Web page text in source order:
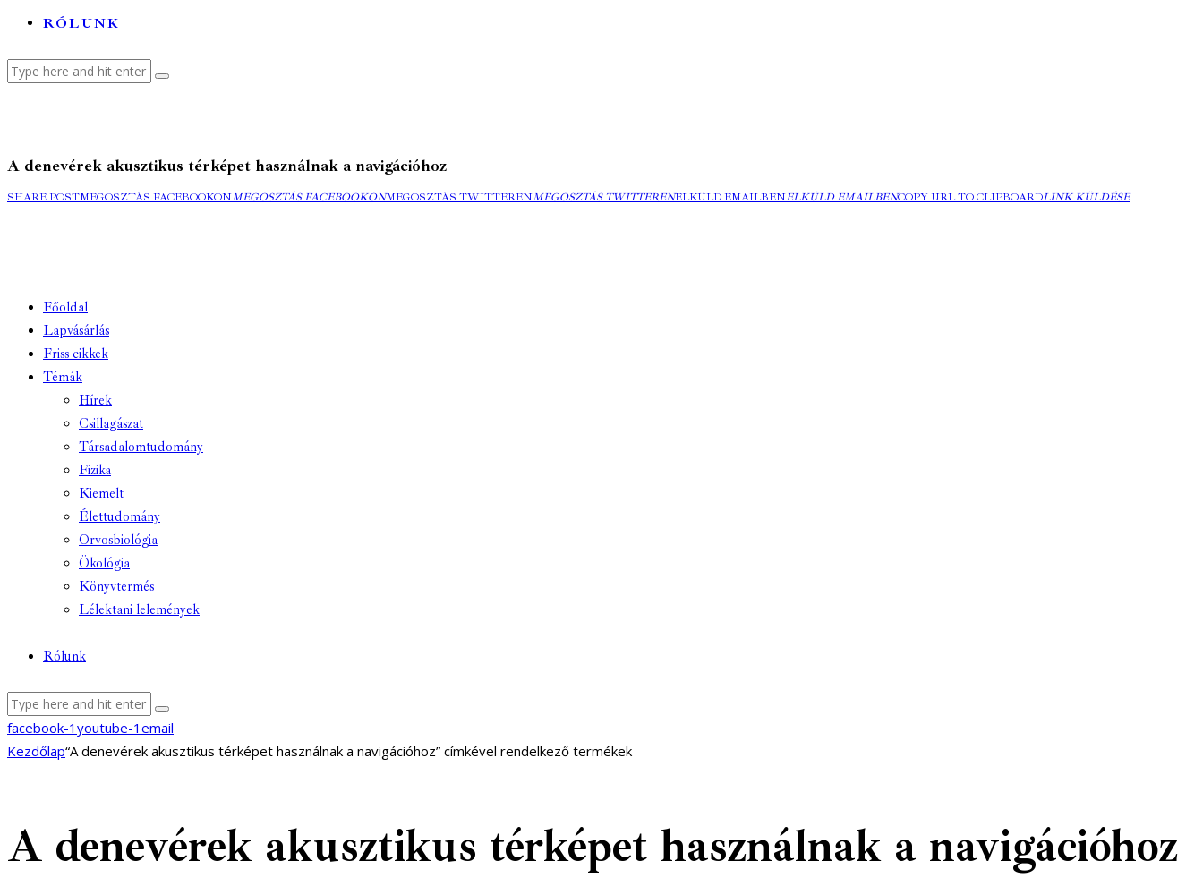
RÓLUNK
A denevérek akusztikus térképet használnak a navigációhoz
SHARE POSTMEGOSZTÁS FACEBOOKONMEGOSZTÁS FACEBOOKONMEGOSZTÁS TWITTERENMEGOSZTÁS TWITTERENELKÜLD EMAILBENELKÜLD EMAILBENCOPY URL TO CLIPBOARDLINK KÜLDÉSE
Főoldal
Lapvásárlás
Friss cikkek
Témák
Hírek
Csillagászat
Társadalomtudomány
Fizika
Kiemelt
Élettudomány
Orvosbiológia
Ökológia
Könyvtermés
Lélektani lelemények
Rólunk
facebook-1 youtube-1 email
Kezdőlap“A denevérek akusztikus térképet használnak a navigációhoz” címkével rendelkező termékek
A denevérek akusztikus térképet használnak a navigációhoz